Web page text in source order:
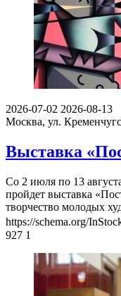
2026-07-02 2026-08-13
Москва, ул.
Выставка
Со 2 июля по 13
пройдет выставка
творчество молодых
https://schema.org/
927 1